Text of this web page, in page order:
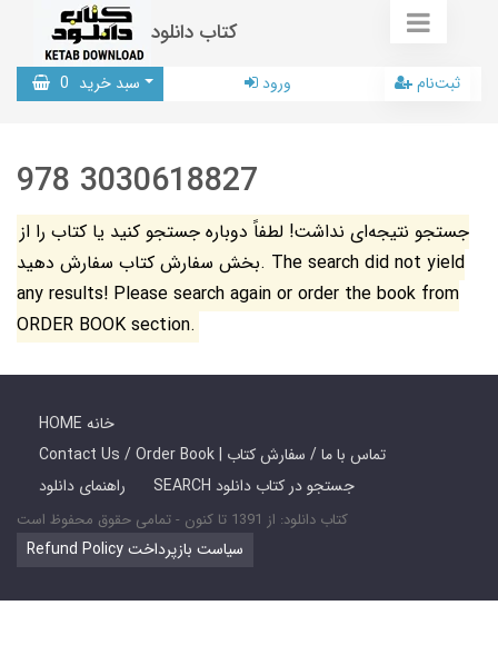
کتاب دانلود
سبد خرید 0 ورود ثبت‌نام
978 3030618827
جستجو نتیجه‌ای نداشت! لطفاً دوباره جستجو کنید یا کتاب را از
بخش سفارش کتاب سفارش دهید. The search did not yield
any results! Please search again or order the book from
ORDER BOOK section.
HOME خانه
Contact Us / Order Book | تماس با ما / سفارش کتاب
راهنمای دانلود
SEARCH جستجو در کتاب دانلود
کتاب دانلود: از 1391 تا کنون - تمامی حقوق محفوظ است
Refund Policy سیاست بازپرداخت